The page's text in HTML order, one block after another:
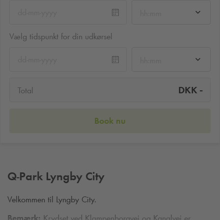
Vælg tidspunkt for din udkørsel
Total DKK -
Book nu
Q-Park Lyngby City
Velkommen til Lyngby City.